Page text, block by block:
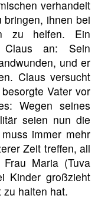
verhandelt
ihnen bei
zu helfen. Ein
Claus an: Sein
und er
Claus versucht
Vater vor
Wegen seines
seien nun die
immer mehr
Zeit treffen, all
Maria (Tuva
Kinder großzieht
zu halten hat.